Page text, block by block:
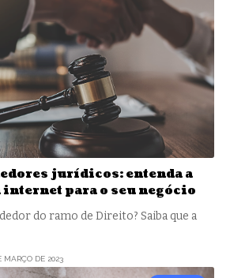
jurídicos: entenda a
para o seu negócio
do ramo de Direito? Saiba que a
MARÇO DE 2023